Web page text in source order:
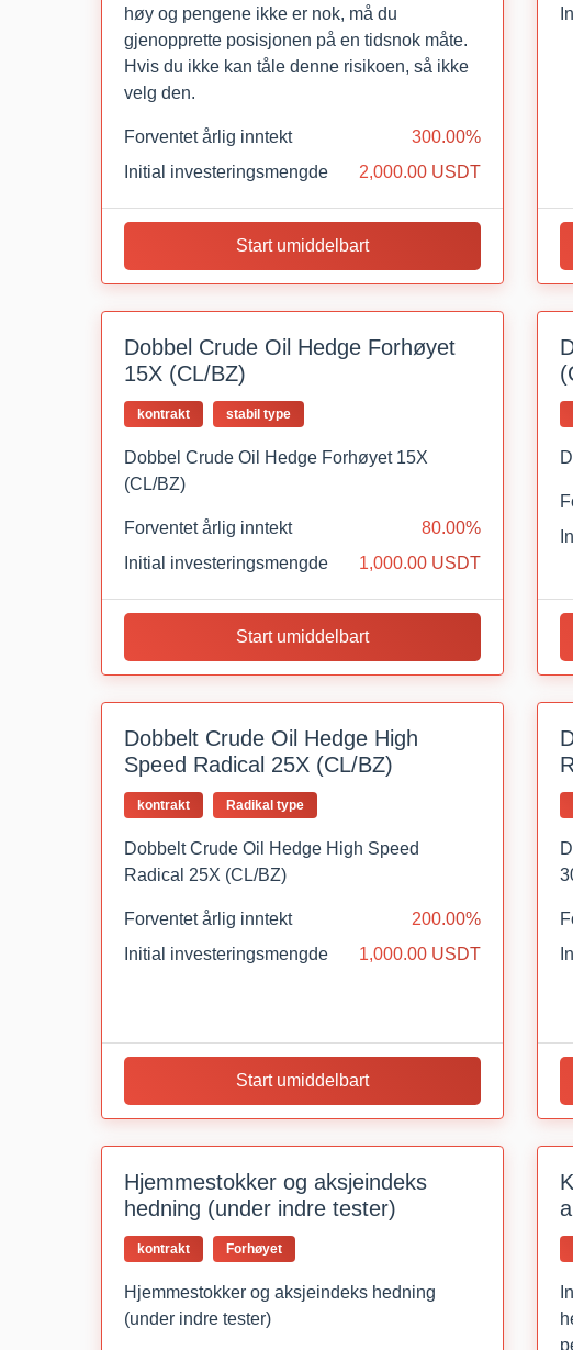
høy og pengene ikke er nok, må du
gjenopprette posisjonen på en tidsnok måte.
Hvis du ikke kan tåle denne risikoen, så ikke
velg den.
Forventet årlig inntekt
300.00%
Initial investeringsmengde
2,000.00 USDT
Start umiddelbart
Dobbel Crude Oil Hedge Forhøyet
15X (CL/BZ)
kontrakt stabil type
Dobbel Crude Oil Hedge Forhøyet 15X
(CL/BZ)
Forventet årlig inntekt
80.00%
Initial investeringsmengde
1,000.00 USDT
Start umiddelbart
Dobbelt Crude Oil Hedge High
Speed Radical 25X (CL/BZ)
kontrakt Radikal type
Dobbelt Crude Oil Hedge High Speed
Radical 25X (CL/BZ)
Forventet årlig inntekt
200.00%
Initial investeringsmengde
1,000.00 USDT
Start umiddelbart
Hjemmestokker og aksjeindeks
hedning (under indre tester)
kontrakt Forhøyet
Hjemmestokker og aksjeindeks hedning
(under indre tester)